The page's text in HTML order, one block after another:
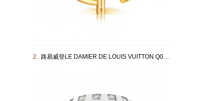
2. 路易威登LE DAMIER DE LOUIS VUITTON Q0K18F